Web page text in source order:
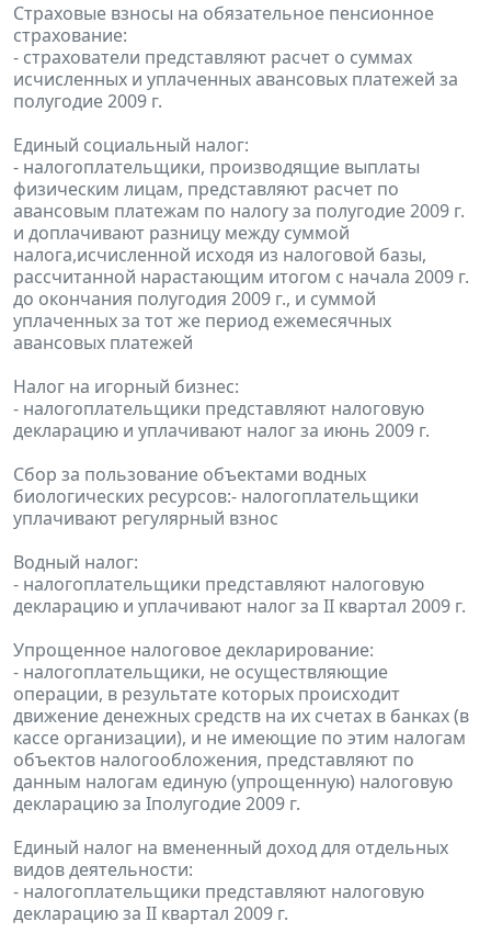
Страховые взносы на обязательное пенсионное
страхование:
- страхователи представляют расчет о суммах
исчисленных и уплаченных авансовых платежей за
полугодие 2009 г.
Единый социальный налог:
- налогоплательщики, производящие выплаты
физическим лицам, представляют расчет по
авансовым платежам по налогу за полугодие 2009 г.
и доплачивают разницу между суммой
налога,исчисленной исходя из налоговой базы,
рассчитанной нарастающим итогом с начала 2009 г.
до окончания полугодия 2009 г., и суммой
уплаченных за тот же период ежемесячных
авансовых платежей
Налог на игорный бизнес:
- налогоплательщики представляют налоговую
декларацию и уплачивают налог за июнь 2009 г.
Сбор за пользование объектами водных
биологических ресурсов:- налогоплательщики
уплачивают регулярный взнос
Водный налог:
- налогоплательщики представляют налоговую
декларацию и уплачивают налог за II квартал 2009 г.
Упрощенное налоговое декларирование:
- налогоплательщики, не осуществляющие
операции, в результате которых происходит
движение денежных средств на их счетах в банках (в
кассе организации), и не имеющие по этим налогам
объектов налогообложения, представляют по
данным налогам единую (упрощенную) налоговую
декларацию за Iполугодие 2009 г.
Единый налог на вмененный доход для отдельных
видов деятельности:
- налогоплательщики представляют налоговую
декларацию за II квартал 2009 г.